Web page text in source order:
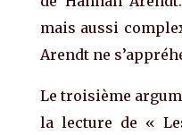
mais aussi
Arendt ne
Le troisième
la lecture de «